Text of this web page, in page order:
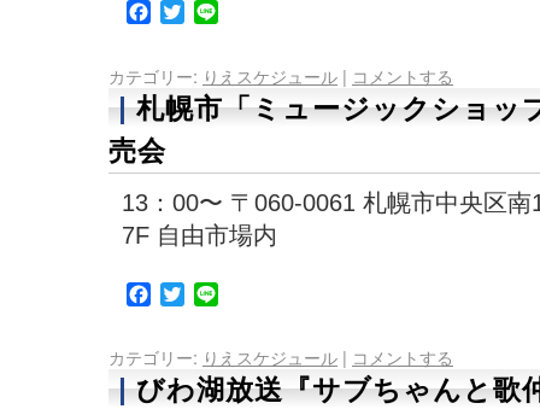
Facebook
Twitter
カテゴリー: りえスケジュール | コメントする
札幌市「ミュージックショッ
売会
13：00〜 〒060-0061 札幌市中央区
7F 自由市場内
Facebook
Twitter
カテゴリー: りえスケジュール | コメントする
びわ湖放送『サブちゃんと歌